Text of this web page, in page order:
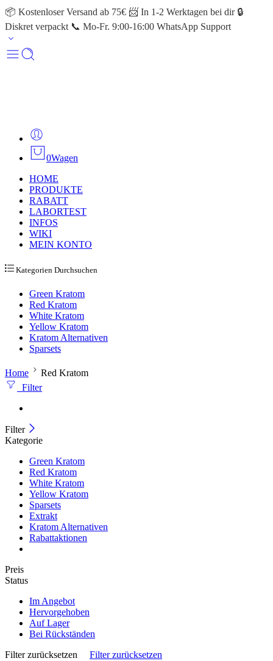
📦 Kostenloser Versand ab 75€ 📨 In 1-2 Werktagen bei dir 🔒
Diskret verpackt 📞 Mo-Fr. 9:00-16:00 WhatsApp Support
0Wagen
HOME
PRODUKTE
RABATT
LABORTEST
INFOS
WIKI
MEIN KONTO
Kategorien Durchsuchen
Green Kratom
Red Kratom
White Kratom
Yellow Kratom
Kratom Alternativen
Sparsets
Home
Red Kratom
Filter
Filter
Kategorie
Green Kratom
Red Kratom
White Kratom
Yellow Kratom
Sparsets
Extrakt
Kratom Alternativen
Rabattaktionen
Preis
Status
Im Angebot
Hervorgehoben
Auf Lager
Bei Rückständen
Filter zurücksetzen
Filter zurücksetzen